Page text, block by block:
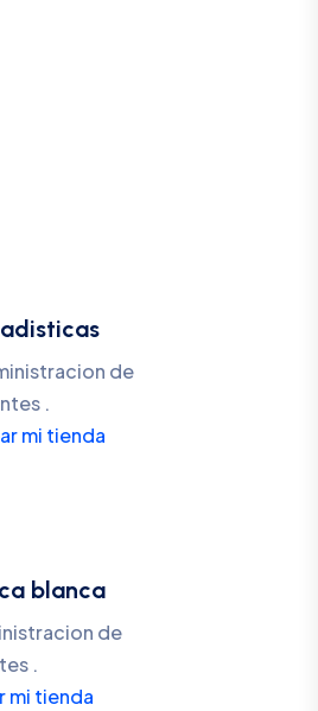
de
.
mi tienda
blanca
de
.
mi tienda